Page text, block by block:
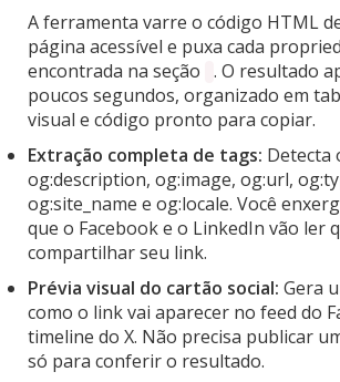
A ferramenta varre o código HTML
página acessível e puxa cada
encontrada na seção . O resultado
poucos segundos, organizado em
visual e código pronto para copiar.
Extração completa de tags: Detecta
og:description, og:image, og:url,
og:site_name e og:locale. Você
que o Facebook e o LinkedIn vão ler
compartilhar seu link.
Prévia visual do cartão social: Gera
como o link vai aparecer no feed do
timeline do X. Não precisa publicar
só para conferir o resultado.